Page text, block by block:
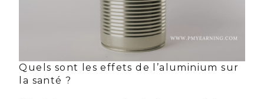
Quels sont les effets de l’aluminium sur
la santé ?